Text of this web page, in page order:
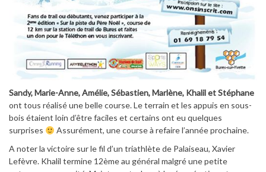
Sandy, Marie-Anne, Amélie, Sébastien, Marlène, Khalil et Stéphane
ont tous réalisé une belle course. Le terrain et les appuis en sous-
bois étaient loin d’être faciles et certains ont eu quelques
surprises
Assurément, une course à refaire l’année prochaine.
A noter la victoire sur le fil d’un triathlète de Palaiseau, Xavier
Lefèvre. Khalil termine 12ème au général malgré une petite